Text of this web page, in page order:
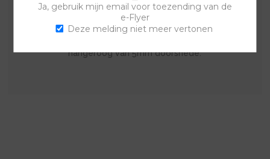
Deze hanger kun je dragen aan een ketting. Je kunt
deze net als het horloge steeds wisselen. De hanger
hangeroog van 5mm doorsnede.
Ja, gebruik mijn email voor toezending van de
e-Flyer
Deze melding niet meer vertonen